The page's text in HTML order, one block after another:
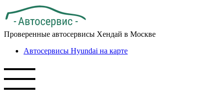
Проверенные автосервисы Хендай в Москве
Автосервисы Hyundai на карте